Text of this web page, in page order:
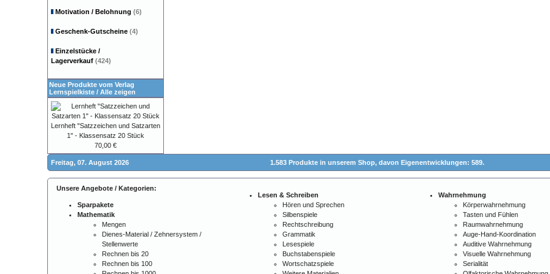
Motivation / Belohnung (6)
Geschenk-Gutscheine (4)
Einzelstücke /
Lagerverkauf (424)
Neue Produkte vom Verlag
Lernspielkiste / Alle zeigen
Lernheft "Satzzeichen und Satzarten
1" - Klassensatz 20 Stück
70,00 €
Freitag, 07. August 2026 1.583 Produkte in unserem Shop, davon Eigenentwicklungen: 589.
Unsere Angebote / Kategorien:
Sparpakete
Mathematik
Mengen
Dienes-Material / Zehnersystem /
Stellenwerte
Rechnen bis 20
Rechnen bis 100
Lesen & Schreiben
Hören und Sprechen
Silbenspiele
Rechtschreibung
Grammatik
Lesespiele
Buchstabenspiele
Wortschatzspiele
Wahrnehmung
Körperwahrnehmung
Tasten und Fühlen
Raumwahrnehmung
Auge-Hand-Koordination
Auditive Wahrnehmung
Visuelle Wahrnehmung
Serialität